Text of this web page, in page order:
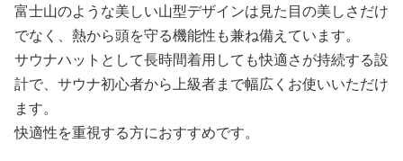
富士山のような美しい山型デザインは見た目の美しさだけ
でなく、熱から頭を守る機能性も兼ね備えています。
サウナハットとして長時間着用しても快適さが持続する設
計で、サウナ初心者から上級者まで幅広くお使いいただけ
ます。
快適性を重視する方におすすめです。